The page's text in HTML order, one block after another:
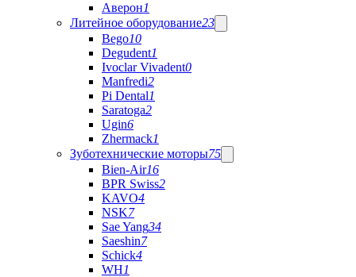
Аверон1
Литейное оборудование23
Bego10
Degudent1
Ivoclar Vivadent0
Manfredi2
Pi Dental1
Saratoga2
Ugin6
Zhermack1
Зуботехнические моторы75
Bien-Air16
BPR Swiss2
KAVO4
NSK7
Sae Yang34
Saeshin7
Schick4
WH1